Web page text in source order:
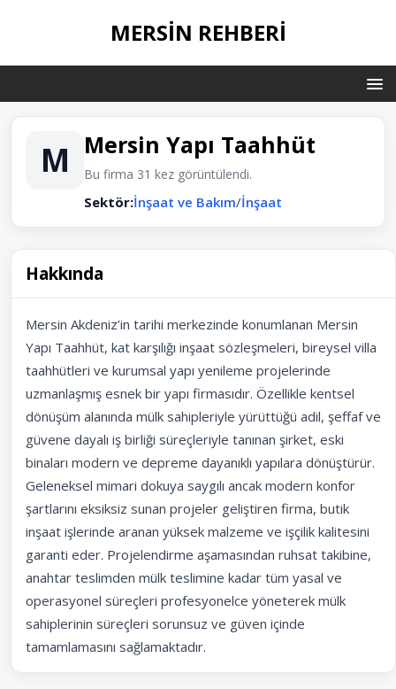
MERSIN REHBERI
M Mersin Yapı Taahhüt
Bu firma 31 kez görüntülendi.
Sektör:İnşaat ve Bakım/İnşaat
Hakkında
Mersin Akdeniz’in tarihi merkezinde konumlanan Mersin
Yapı Taahhüt, kat karşılığı inşaat sözleşmeleri, bireysel villa
taahhütleri ve kurumsal yapı yenileme projelerinde
uzmanlaşmış esnek bir yapı firmasıdır. Özellikle kentsel
dönüşüm alanında mülk sahipleriyle yürüttüğü adil, şeffaf ve
güvene dayalı iş birliği süreçleriyle tanınan şirket, eski
binaları modern ve depreme dayanıklı yapılara dönüştürür.
Geleneksel mimari dokuya saygılı ancak modern konfor
şartlarını eksiksiz sunan projeler geliştiren firma, butik
inşaat işlerinde aranan yüksek malzeme ve işçilik kalitesini
garanti eder. Projelendirme aşamasından ruhsat takibine,
anahtar teslimden mülk teslimine kadar tüm yasal ve
operasyonel süreçleri profesyonelce yöneterek mülk
sahiplerinin süreçleri sorunsuz ve güven içinde
tamamlamasını sağlamaktadır.